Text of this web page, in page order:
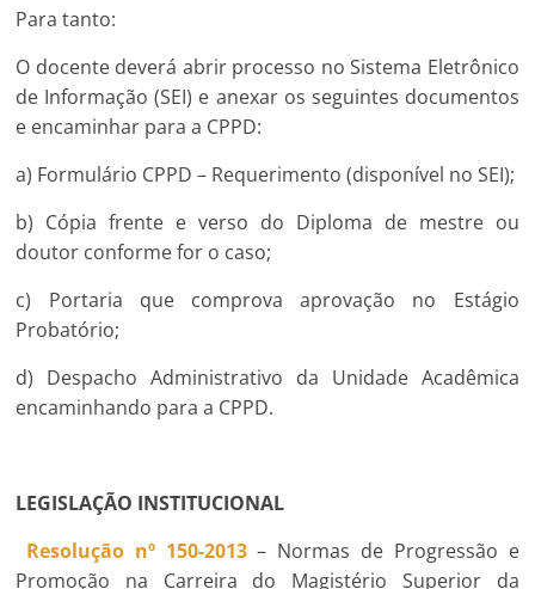
Para tanto:
O docente deverá abrir processo no Sistema Eletrônico
de Informação (SEI) e anexar os seguintes documentos
e encaminhar para a CPPD:
a) Formulário CPPD – Requerimento (disponível no SEI);
b) Cópia frente e verso do Diploma de mestre ou
doutor conforme for o caso;
c) Portaria que comprova aprovação no Estágio
Probatório;
d) Despacho Administrativo da Unidade Acadêmica
encaminhando para a CPPD.
LEGISLAÇÃO INSTITUCIONAL
Resolução nº 150-2013– Normas de Progressão e
Promoção na Carreira do Magistério Superior da